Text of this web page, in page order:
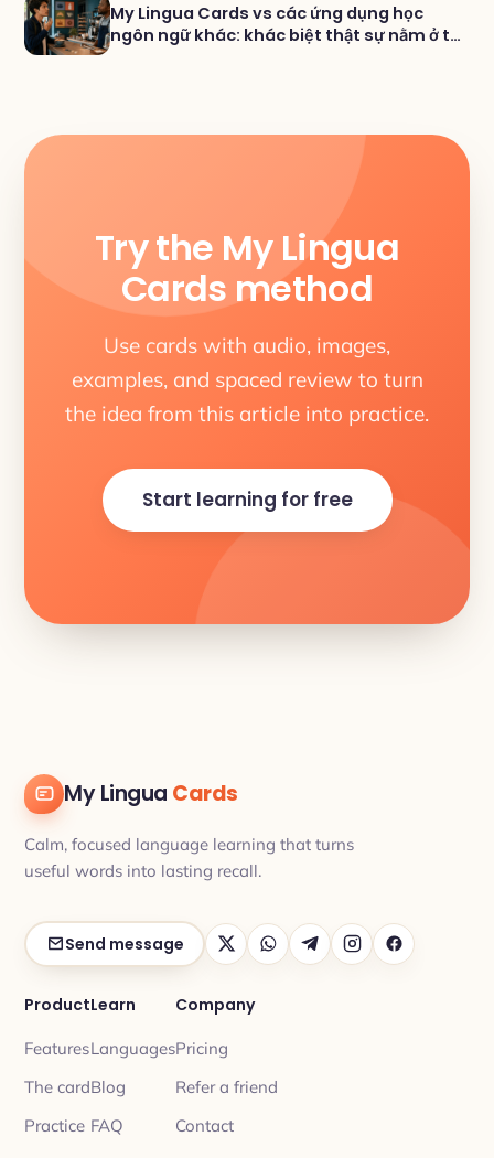
My Lingua Cards vs các ứng dụng học
ngôn ngữ khác: khác biệt thật sự nằm ở từ
Try the My Lingua
Cards method
Use cards with audio, images,
examples, and spaced review to turn
the idea from this article into practice.
Start learning for free
My Lingua Cards
Calm, focused language learning that turns
useful words into lasting recall.
Send message
Product
Features
The card
Practice
Learn
Languages
Blog
FAQ
Company
Pricing
Refer a friend
Contact